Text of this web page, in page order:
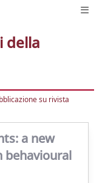
della
su rivista
a new
behavioural